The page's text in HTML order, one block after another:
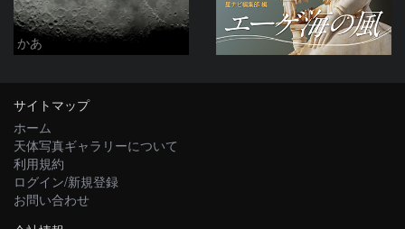
かあ
サイトマップ
ホーム
天体写真ギャラリーについて
利用規約
ログイン/新規登録
お問い合わせ